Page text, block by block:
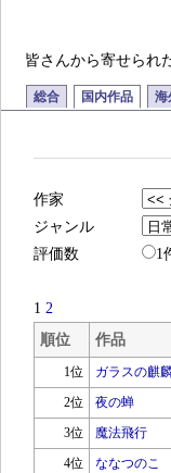
皆さんから寄せられ
総合 国内作品 海
作家
ジャンル
評価数
1
1 2
順位
作品
1位 ガラスの麒
2位
夜の蝉
3位
魔法飛行
4位
ななつのこ